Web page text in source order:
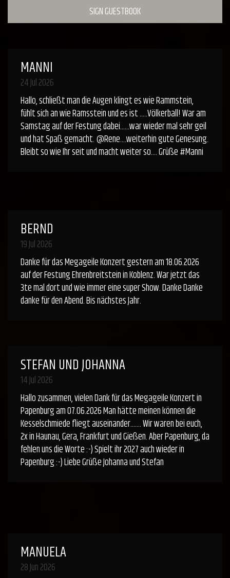
SIGN GUESTBOOK
MANNI
24 Jul 2026
Hallo, schließt man die Augen klingt es wie Rammstein,
fühlt sich an wie Ramsstein und es ist .....Völkerball! War am
Samstag auf der Festung dabei......war wieder mal sehr geil
und hat Spaß gemacht. @Rene....weiterhin gute Genesung.
Bleibt so wie Ihr seit und macht weiter so.... Grüße #Manni
BERND
19 Jul 2026
Danke für das Megageile Konzert gestern am 18.06.2026
auf der Festung Ehrenbreitstein in Koblenz. War jetzt das
3te mal dort und wie immer eine super Show. Danke Danke
danke für den Abend. Bis nächstes Jahr.
STEFAN UND JOHANNA
14 Jul 2026
Hallo zusammen, vielen Dank für das Megageile Konzert in
Papenburg am 07.06.2026 Man hätte meinen können die
Kesselschmiede fliegt auseinander....... Wir waren bei euch,
2x in Haunau, Gera, Frankfurt und Gießen. Aber Papenburg, da
fehlen uns die Worte :-) Spielt ihr 2027 auch wieder in
Papenburg :-) Liebe Grüße Johanna und Stefan
MANUELA
28 Jun 2026